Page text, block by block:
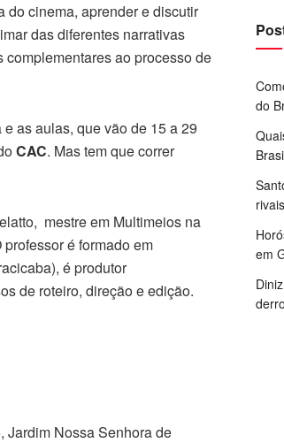
do cinema, aprender e discutir
das diferentes narrativas
ao processo de
as aulas, que vão de 15 a 29
CAC. Mas tem que correr
mestre em Multimeios na
é formado em
é produtor
de roteiro, direção e edição.
Jardim Nossa Senhora de
do
em